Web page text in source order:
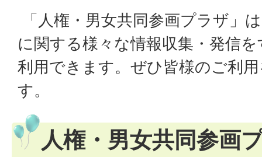
「人権・男女共同参画プラザ」
に関する様々な情報収集・発信
利用できます。ぜひ皆様のご利
す。
人権・男女共同参画